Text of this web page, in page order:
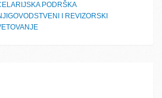
PODRŠKA
I REVIZORSKI